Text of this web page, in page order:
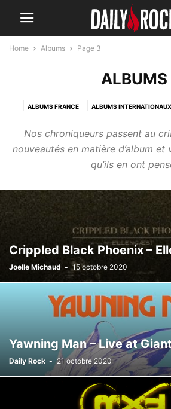
Home Albums Page 3
ALBUMS
ALBUMS FRANCE ALBUMS INTERNATIONAUX
Nos chroniqueurs passent au
nouveautés en matière d’album et
qu’ils en ont
Crippled Black Phoenix –
Joelle Michaud - 15 octobre 2020
Yawning Man – Live at
Daily Rock - 21 octobre 2020